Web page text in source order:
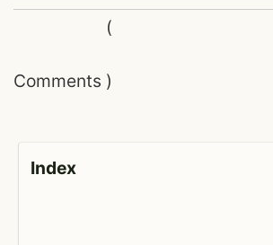
Comments
(
)
Index